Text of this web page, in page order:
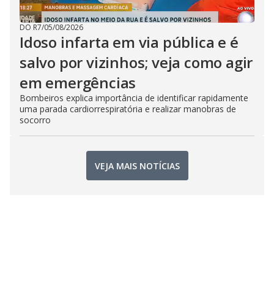
DO R7/05/08/2026
Idoso infarta em via pública e é
salvo por vizinhos; veja como agir
em emergências
Bombeiros explica importância de identificar rapidamente
uma parada cardiorrespiratória e realizar manobras de
socorro
VEJA MAIS NOTÍCIAS